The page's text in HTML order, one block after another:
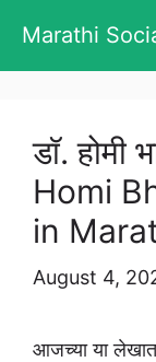
content
Marathi
डॉ. होमी
Homi
in
August 4,
आजच्या या